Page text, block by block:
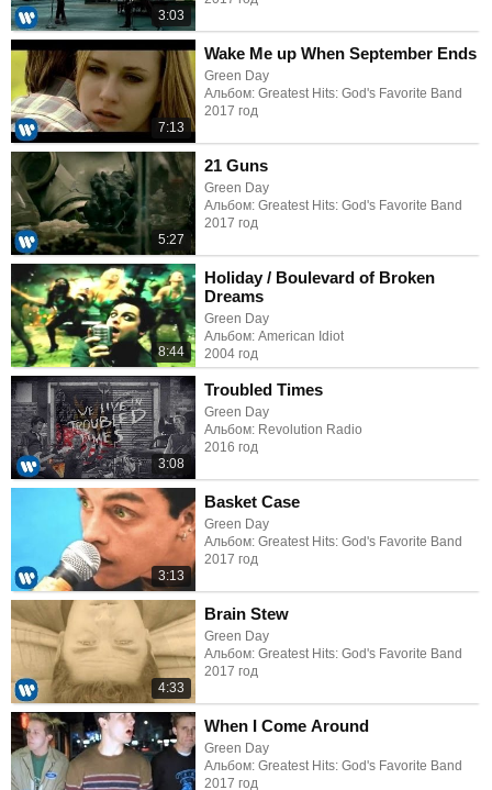
3:03
7:13
Wake Me up When September Ends
Green Day
Альбом: Greatest Hits: God's Favorite Band
2017 год
5:27
21 Guns
Green Day
Альбом: Greatest Hits: God's Favorite Band
2017 год
8:44
Holiday / Boulevard of Broken
Dreams
Green Day
Альбом: American Idiot
2004 год
3:08
Troubled Times
Green Day
Альбом: Revolution Radio
2016 год
3:13
Basket Case
Green Day
Альбом: Greatest Hits: God's Favorite Band
2017 год
4:33
Brain Stew
Green Day
Альбом: Greatest Hits: God's Favorite Band
2017 год
When I Come Around
Green Day
Альбом: Greatest Hits: God's Favorite Band
2017 год